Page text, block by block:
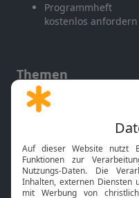
Programmheft
kostenlos anfordern
Themen
Gott und Bibel erklärt
Neuigkeiten